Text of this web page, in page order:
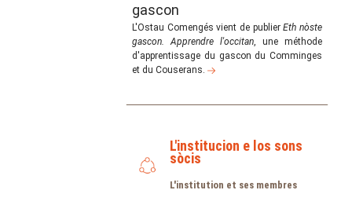
gascon
L'Ostau Comengés vient de publierEth nòste
gascon. Apprendre l'occitan, une méthode
d'apprentissage du gascon du Comminges
et du Couserans.
L'institucion e los sons
sòcis
L'institution et ses membres